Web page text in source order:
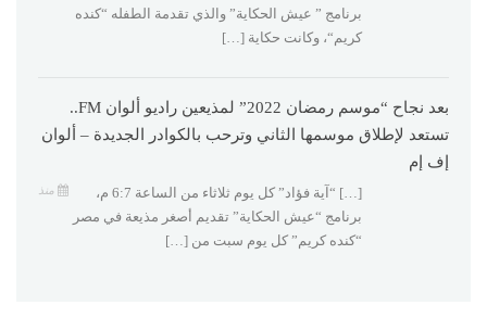
برنامج ” عيش الحكاية” والذي تقدمة الطفله “كنده
كريم“، وكانت حكاية […]
بعد نجاح “موسم رمضان 2022” لمذيعين راديو ألوان FM..
تستعد لإطلاق موسمها الثاني وترحب بالكوادر الجديدة – ألوان
إف إم
منذ
[…] “آية فؤاد” كل يوم ثلاثاء من الساعة 6:7 م،
برنامج “عيش الحكاية” تقديم أصغر مذيعة في مصر
“كنده كريم” كل يوم سبت من […]